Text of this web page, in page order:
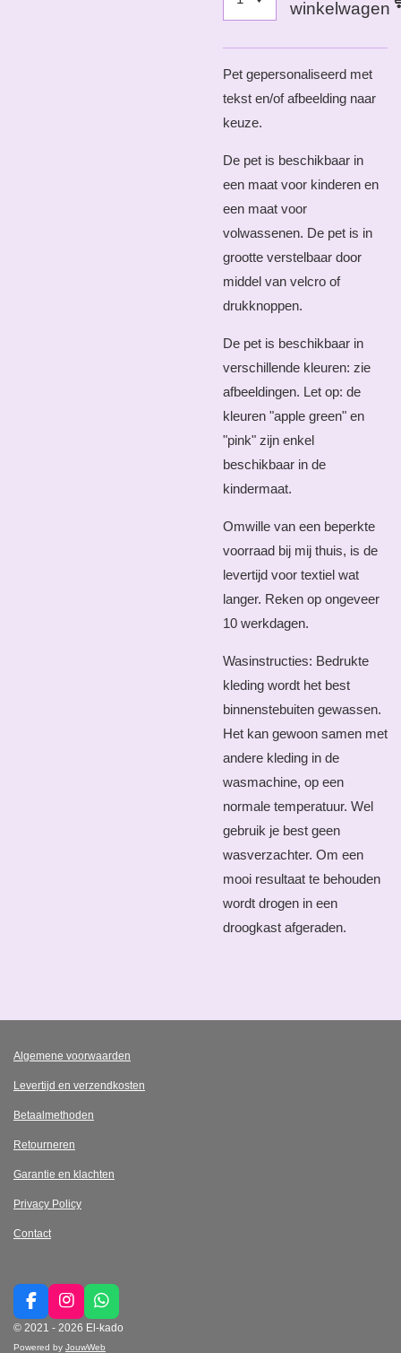
winkelwagen
Pet gepersonaliseerd met
tekst en/of afbeelding naar
keuze.
De pet is beschikbaar in
een maat voor kinderen en
een maat voor
volwassenen. De pet is in
grootte verstelbaar door
middel van velcro of
drukknoppen.
De pet is beschikbaar in
verschillende kleuren: zie
afbeeldingen. Let op: de
kleuren "apple green" en
"pink" zijn enkel
beschikbaar in de
kindermaat.
Omwille van een beperkte
voorraad bij mij thuis, is de
levertijd voor textiel wat
langer. Reken op ongeveer
10 werkdagen.
Wasinstructies: Bedrukte
kleding wordt het best
binnenstebuiten gewassen.
Het kan gewoon samen met
andere kleding in de
wasmachine, op een
normale temperatuur. Wel
gebruik je best geen
wasverzachter. Om een
mooi resultaat te behouden
wordt drogen in een
droogkast afgeraden.
Algemene voorwaarden
Levertijd en verzendkosten
Betaalmethoden
Retourneren
Garantie en klachten
Privacy Policy
Contact
F
a
I
n
W
h
© 2021 - 2026 El-kado
Powered by JouwWeb